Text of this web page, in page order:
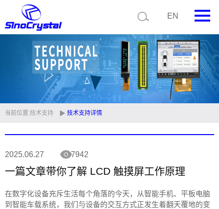
EN
技术支持
视频中心
新闻中心
联系我们
定制品
当前位置:技术支持 技术支持详情
2025.06.27 7942
一篇文章带你了解 LCD 触摸屏工作原理
在数字化设备充斥生活每个角落的今天，从智能手机、平板电脑
到智能车载系统，我们与设备的交互方式正发生着翻天覆地的变